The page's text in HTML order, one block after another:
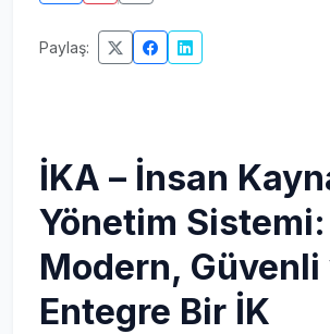
Paylaş:
İKA – İnsan
Yönetim Sistemi:
Modern, Güvenli
Entegre Bir İK